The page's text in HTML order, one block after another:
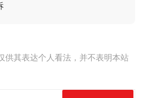
供其表达个人看法，并不表明本站